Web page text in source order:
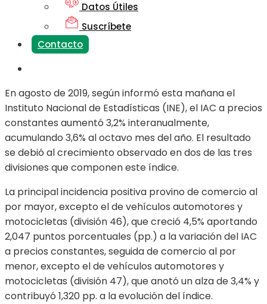
Datos Útiles
Suscríbete
Contacto
En agosto de 2019, según informó esta mañana el
Instituto Nacional de Estadísticas (INE), el IAC a precios
constantes aumentó 3,2% interanualmente,
acumulando 3,6% al octavo mes del año. El resultado
se debió al crecimiento observado en dos de las tres
divisiones que componen este índice.
La principal incidencia positiva provino de comercio al
por mayor, excepto el de vehículos automotores y
motocicletas (división 46), que creció 4,5% aportando
2,047 puntos porcentuales (pp.) a la variación del IAC
a precios constantes, seguida de comercio al por
menor, excepto el de vehículos automotores y
motocicletas (división 47), que anotó un alza de 3,4% y
contribuyó 1,320 pp. a la evolución del índice.